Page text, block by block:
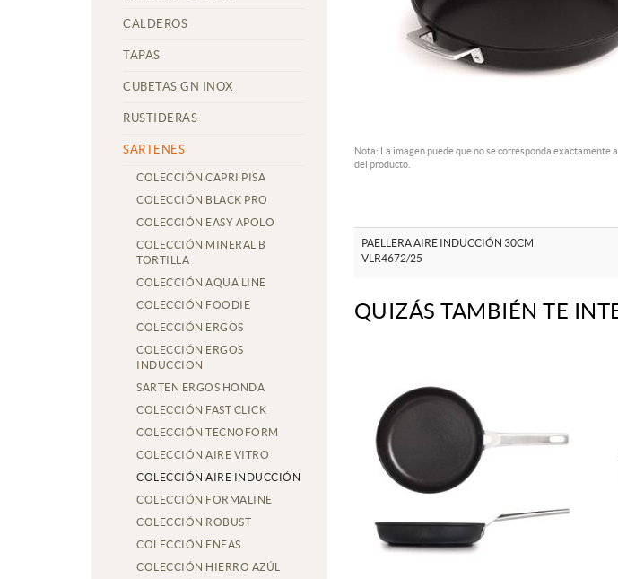
CALDEROS
TAPAS
CUBETAS GN INOX
RUSTIDERAS
SARTENES
COLECCIÓN CAPRI PISA
COLECCIÓN BLACK PRO
COLECCIÓN EASY APOLO
COLECCIÓN MINERAL B
TORTILLA
COLECCIÓN AQUA LINE
COLECCIÓN FOODIE
COLECCIÓN ERGOS
COLECCIÓN ERGOS
INDUCCION
SARTEN ERGOS HONDA
COLECCIÓN FAST CLICK
COLECCIÓN TECNOFORM
COLECCIÓN AIRE VITRO
COLECCIÓN AIRE INDUCCIÓN
COLECCIÓN FORMALINE
COLECCIÓN ROBUST
COLECCIÓN ENEAS
COLECCIÓN HIERRO AZÚL
Nota: La imagen puede que no se corresponda exactamente
del producto.
PAELLERA AIRE INDUCCIÓN 30CM
VLR4672/25
QUIZÁS TAMBIÉN TE